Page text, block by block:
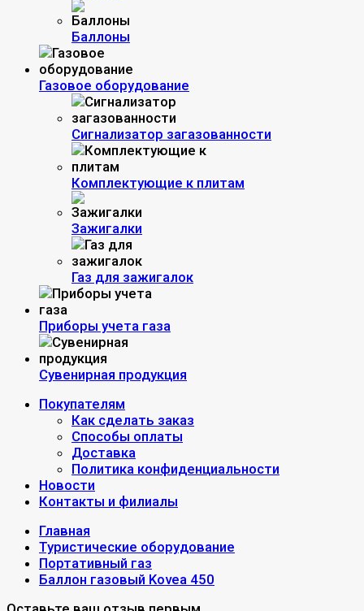
Баллоны
Газовое оборудование
Сигнализатор загазованности
Комплектующие к плитам
Зажигалки
Газ для зажигалок
Приборы учета газа
Сувенирная продукция
Покупателям
Как сделать заказ
Способы оплаты
Доставка
Политика конфиденциальности
Новости
Контакты и филиалы
Главная
Туристические оборудование
Портативный газ
Баллон газовый Kovea 450